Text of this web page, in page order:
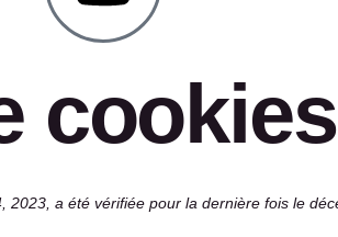
cookies
a été vérifiée pour la dernière fois le